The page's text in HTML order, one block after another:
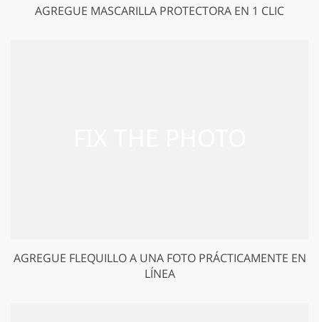
AGREGUE MASCARILLA PROTECTORA EN 1 CLIC
AGREGUE FLEQUILLO A UNA FOTO PRÁCTICAMENTE EN
LÍNEA